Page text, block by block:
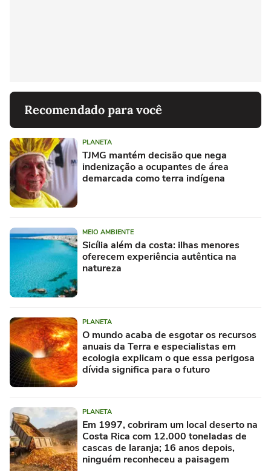
Recomendado para você
PLANETA
TJMG mantém decisão que nega
indenização a ocupantes de área
demarcada como terra indígena
MEIO AMBIENTE
Sicília além da costa: ilhas menores
oferecem experiência autêntica na
natureza
PLANETA
O mundo acaba de esgotar os recursos
anuais da Terra e especialistas em
ecologia explicam o que essa perigosa
dívida significa para o futuro
PLANETA
Em 1997, cobriram um local deserto na
Costa Rica com 12.000 toneladas de
cascas de laranja; 16 anos depois,
ninguém reconheceu a paisagem